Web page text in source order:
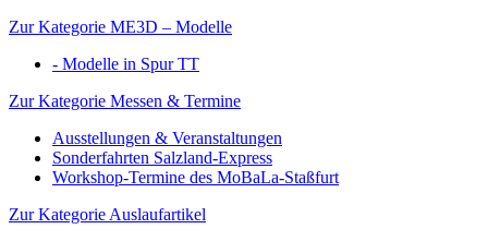
Zur Kategorie ME3D – Modelle
- Modelle in Spur TT
Zur Kategorie Messen & Termine
Ausstellungen & Veranstaltungen
Sonderfahrten Salzland-Express
Workshop-Termine des MoBaLa-Staßfurt
Zur Kategorie Auslaufartikel